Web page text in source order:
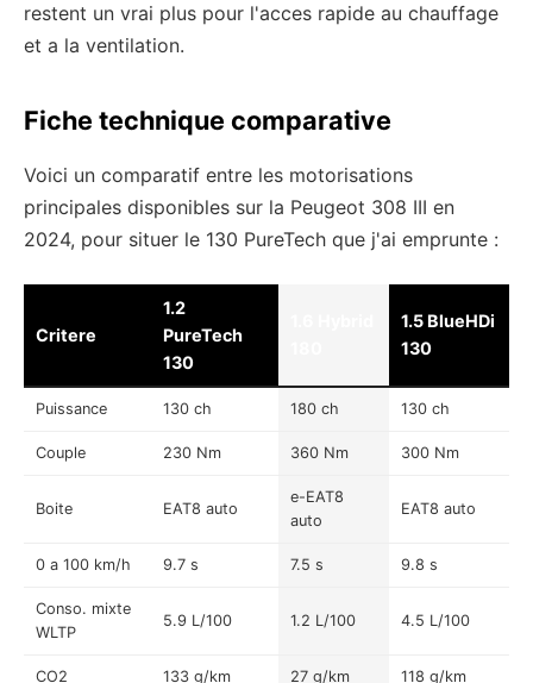
restent un vrai plus pour l'acces rapide au chauffage
et a la ventilation.
Fiche technique comparative
Voici un comparatif entre les motorisations
principales disponibles sur la Peugeot 308 III en
2024, pour situer le 130 PureTech que j'ai emprunte :
Critere
1.2
PureTech
130
1.5 BlueHDi
130
Puissance 130 ch 180 ch 130 ch
Couple 230 Nm 360 Nm 300 Nm
Boite EAT8 auto
e-EAT8
auto
EAT8 auto
0 a 100 km/h 9.7 s 7.5 s 9.8 s
Conso. mixte
WLTP
5.9 L/100 1.2 L/100 4.5 L/100
CO2 133 g/km 27 g/km 118 g/km